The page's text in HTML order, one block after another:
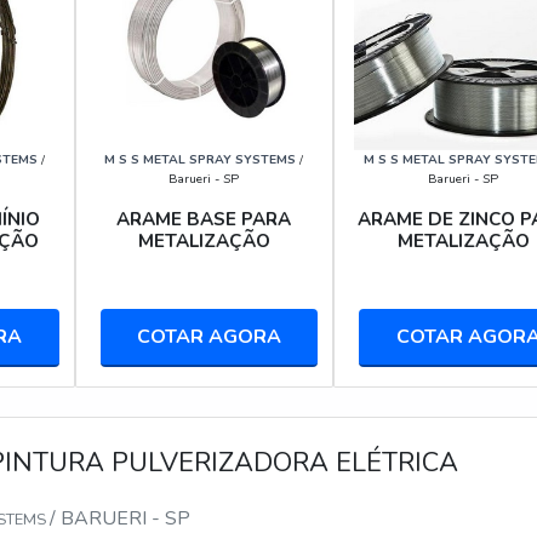
/
M S S METAL SPRAY SYSTEMS /
Barueri - SP
ARAME BASE PARA
METALIZAÇÃO
COTAR AGORA
M S S METAL SPRAY
Barueri - SP
ARAME DE ZINCO
METALIZAÇÃO
COTAR
PULVERIZADORA ELÉTRICA
/ BARUERI - SP